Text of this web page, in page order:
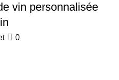
vin personnalisée
0